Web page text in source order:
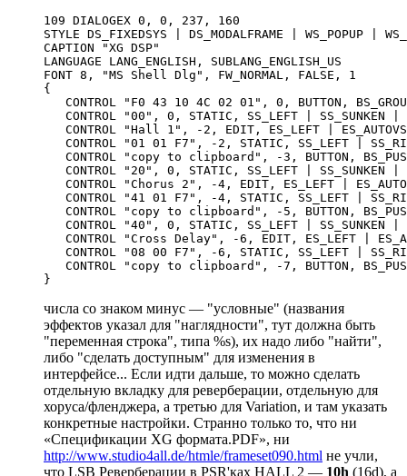
109 DIALOGEX 0, 0, 237, 160
STYLE DS_FIXEDSYS | DS_MODALFRAME | WS_POPUP |
CAPTION "XG DSP"
LANGUAGE LANG_ENGLISH, SUBLANG_ENGLISH_US
FONT 8, "MS Shell Dlg", FW_NORMAL, FALSE, 1
{
CONTROL "F0 43 10 4C 02 01", 0, BUTTON,
CONTROL "00", 0, STATIC, SS_LEFT | SS_SUNKEN
CONTROL "Hall 1", -2, EDIT, ES_LEFT |
CONTROL "01 01 F7", -2, STATIC, SS_LEFT |
CONTROL "copy to clipboard", -3, BUTTON,
CONTROL "20", 0, STATIC, SS_LEFT | SS_SUNKEN
CONTROL "Chorus 2", -4, EDIT, ES_LEFT |
CONTROL "41 01 F7", -4, STATIC, SS_LEFT |
CONTROL "copy to clipboard", -5, BUTTON,
CONTROL "40", 0, STATIC, SS_LEFT | SS_SUNKEN
CONTROL "Cross Delay", -6, EDIT, ES_LEFT |
CONTROL "08 00 F7", -6, STATIC, SS_LEFT |
CONTROL "copy to clipboard", -7, BUTTON,
числа со знаком минус — "условные" (названия
эффектов указал для "наглядности", тут должна быть
"переменная строка", типа %s), их надо либо "найти",
либо "сделать доступным" для изменения в
интерфейсе... Если идти дальше, то можно сделать
отдельную вкладку для реверберации, отдельную для
хоруса/фленджера, а третью для Variation, и там указать
конкретные настройки. Странно только то, что ни
«Спецификации XG формата.PDF», ни
http://www.studio4all.de/htmle/frameset090.html не учли,
что LSB Реверберации в PSR'ках HALL 2 — 10h (16d), а